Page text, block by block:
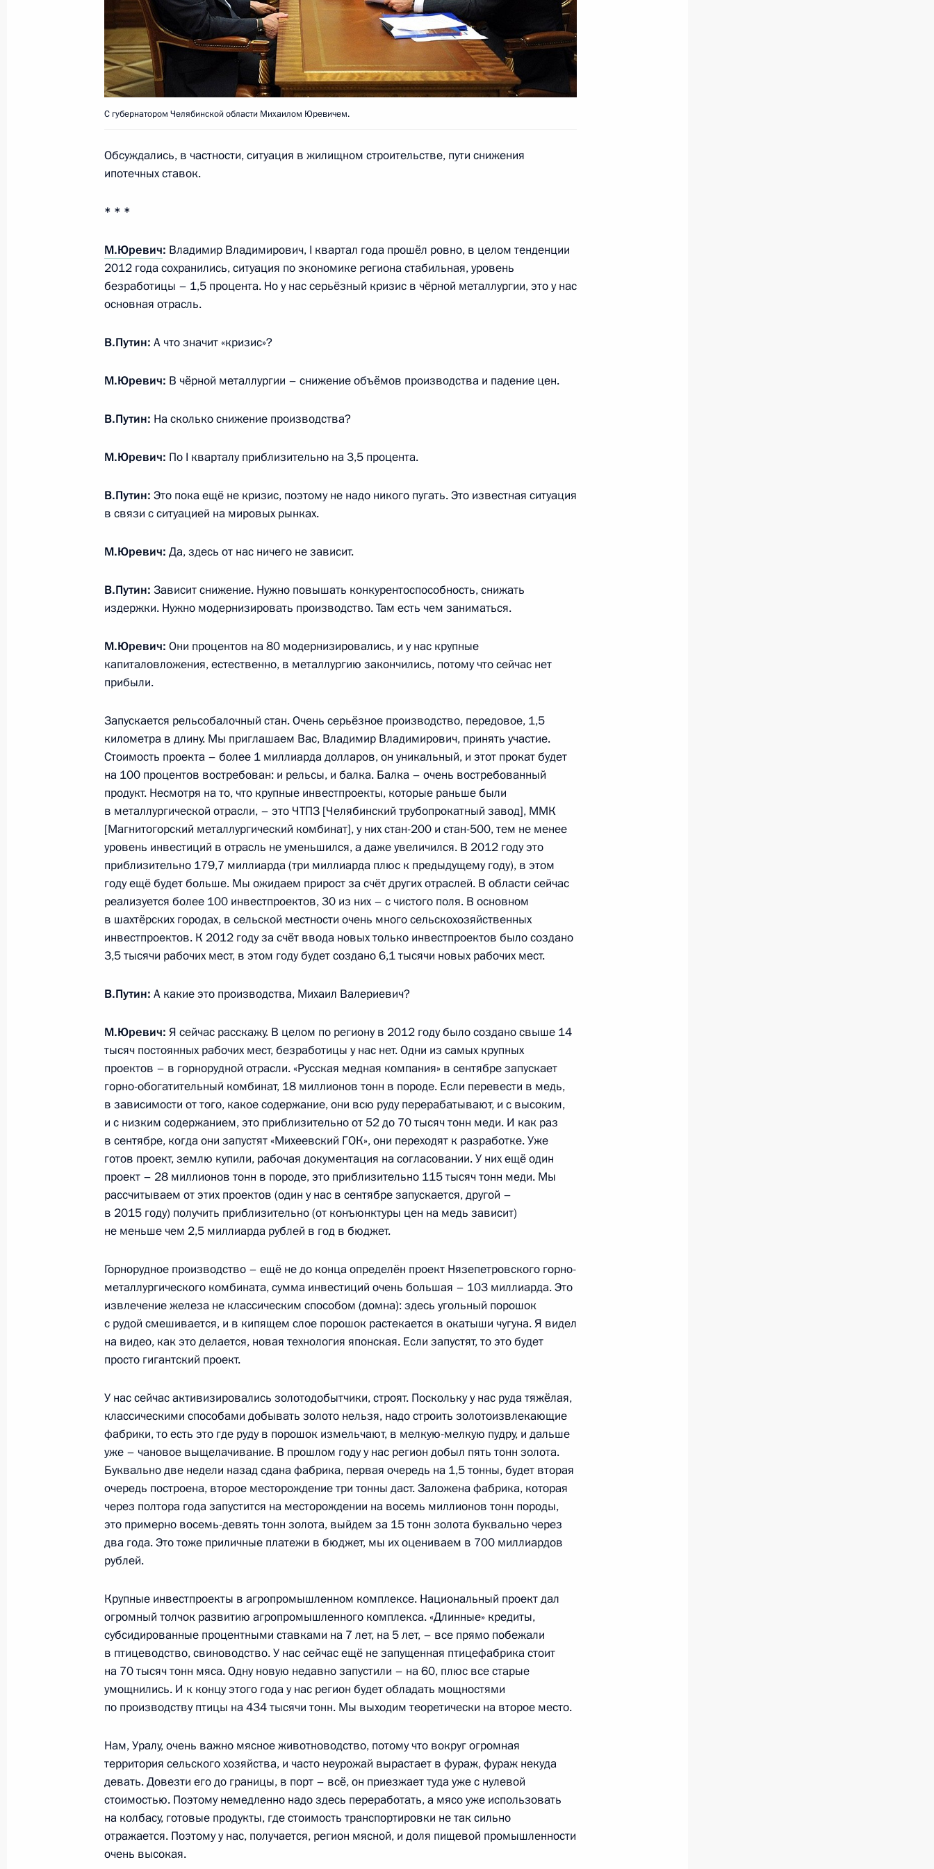
Подписан Указ о праздновании 100-летия образования
Республики Карелия
25 мая 2013 года, 11:40
23 мая 2013 года, 21:00
22 мая 2013 года, 20:00
Михаилом Юревичем
Орловым
в электроэнергетике
20 мая 2013 года, 16:30
Встреча с руководителями парламентских фракций
15 мая 2013 года, 18:45
Об исполнении поручения Президента о разработке
региональных программ по развитию туризма
15 мая 2013 года, 15:00
Рабочая встреча с губернатором Ярославской области Сергеем
Ястребовым
Кадровые изменения в региональных органах Следственного
комитета
8 мая 2013 года, 10:40
Вячеслав Шпорт назначен исполняющим обязанности
губернатора Хабаровского края
30 апреля 2013 года, 12:00
федеральном округе Игорем Холманских и жителями региона
29 апреля 2013 года, 20:00
Начало встречи с полномочным представителем Президента
в Уральском федеральном округе Игорем Холманских
и жителями региона
29 апреля 2013 года, 20:00
Состоится рабочая поездка Владимира Путина в Северо-
Западный федеральный округ
29 апреля 2013 года, 16:50
Московской области Андреем Воробьёвым
26 апреля 2013 года, 18:15
Перечень поручений по итогам совещания по вопросам
переселения граждан из аварийного жилья
Встреча с членами президиума Совета законодателей
26 апреля 2013 года, 15:45
С губернатором Челябинской области Михаилом Юревичем.
Обсуждались, в частности, ситуация в жилищном строительстве, пути снижения
ипотечных ставок.
* * *
М.Юревич: Владимир Владимирович, I квартал года прошёл ровно, в целом тенденции
2012 года сохранились, ситуация по экономике региона стабильная, уровень
безработицы – 1,5 процента. Но у нас серьёзный кризис в чёрной металлургии, это у нас
основная отрасль.
В.Путин: А что значит «кризис»?
М.Юревич: В чёрной металлургии – снижение объёмов производства и падение цен.
В.Путин: На сколько снижение производства?
М.Юревич: По I кварталу приблизительно на 3,5 процента.
В.Путин: Это пока ещё не кризис, поэтому не надо никого пугать. Это известная ситуация
в связи с ситуацией на мировых рынках.
М.Юревич: Да, здесь от нас ничего не зависит.
В.Путин: Зависит снижение. Нужно повышать конкурентоспособность, снижать
издержки. Нужно модернизировать производство. Там есть чем заниматься.
М.Юревич: Они процентов на 80 модернизировались, и у нас крупные
капиталовложения, естественно, в металлургию закончились, потому что сейчас нет
прибыли.
Запускается рельсобалочный стан. Очень серьёзное производство, передовое, 1,5
километра в длину. Мы приглашаем Вас, Владимир Владимирович, принять участие.
Стоимость проекта – более 1 миллиарда долларов, он уникальный, и этот прокат будет
на 100 процентов востребован: и рельсы, и балка. Балка – очень востребованный
продукт. Несмотря на то, что крупные инвестпроекты, которые раньше были
в металлургической отрасли, – это ЧТПЗ [Челябинский трубопрокатный завод], ММК
[Магнитогорский металлургический комбинат], у них стан-200 и стан-500, тем не менее
уровень инвестиций в отрасль не уменьшился, а даже увеличился. В 2012 году это
приблизительно 179,7 миллиарда (три миллиарда плюс к предыдущему году), в этом
году ещё будет больше. Мы ожидаем прирост за счёт других отраслей. В области сейчас
реализуется более 100 инвестпроектов, 30 из них – с чистого поля. В основном
в шахтёрских городах, в сельской местности очень много сельскохозяйственных
инвестпроектов. К 2012 году за счёт ввода новых только инвестпроектов было создано
3,5 тысячи рабочих мест, в этом году будет создано 6,1 тысячи новых рабочих мест.
В.Путин: А какие это производства, Михаил Валериевич?
М.Юревич: Я сейчас расскажу. В целом по региону в 2012 году было создано свыше 14
тысяч постоянных рабочих мест, безработицы у нас нет. Одни из самых крупных
проектов – в горнорудной отрасли. «Русская медная компания» в сентябре запускает
горно-обогатительный комбинат, 18 миллионов тонн в породе. Если перевести в медь,
в зависимости от того, какое содержание, они всю руду перерабатывают, и с высоким,
и с низким содержанием, это приблизительно от 52 до 70 тысяч тонн меди. И как раз
в сентябре, когда они запустят «Михеевский ГОК», они переходят к разработке. Уже
готов проект, землю купили, рабочая документация на согласовании. У них ещё один
проект – 28 миллионов тонн в породе, это приблизительно 115 тысяч тонн меди. Мы
рассчитываем от этих проектов (один у нас в сентябре запускается, другой –
в 2015 году) получить приблизительно (от конъюнктуры цен на медь зависит)
не меньше чем 2,5 миллиарда рублей в год в бюджет.
Горнорудное производство – ещё не до конца определён проект Нязепетровского горно-
металлургического комбината, сумма инвестиций очень большая – 103 миллиарда. Это
извлечение железа не классическим способом (домна): здесь угольный порошок
с рудой смешивается, и в кипящем слое порошок растекается в окатыши чугуна. Я видел
на видео, как это делается, новая технология японская. Если запустят, то это будет
просто гигантский проект.
У нас сейчас активизировались золотодобытчики, строят. Поскольку у нас руда тяжёлая,
классическими способами добывать золото нельзя, надо строить золотоизвлекающие
фабрики, то есть это где руду в порошок измельчают, в мелкую-мелкую пудру, и дальше
уже – чановое выщелачивание. В прошлом году у нас регион добыл пять тонн золота.
Буквально две недели назад сдана фабрика, первая очередь на 1,5 тонны, будет вторая
очередь построена, второе месторождение три тонны даст. Заложена фабрика, которая
через полтора года запустится на месторождении на восемь миллионов тонн породы,
это примерно восемь-девять тонн золота, выйдем за 15 тонн золота буквально через
два года. Это тоже приличные платежи в бюджет, мы их оцениваем в 700 миллиардов
рублей.
Крупные инвестпроекты в агропромышленном комплексе. Национальный проект дал
огромный толчок развитию агропромышленного комплекса. «Длинные» кредиты,
субсидированные процентными ставками на 7 лет, на 5 лет, – все прямо побежали
в птицеводство, свиноводство. У нас сейчас ещё не запущенная птицефабрика стоит
на 70 тысяч тонн мяса. Одну новую недавно запустили – на 60, плюс все старые
умощнились. И к концу этого года у нас регион будет обладать мощностями
по производству птицы на 434 тысячи тонн. Мы выходим теоретически на второе место.
Нам, Уралу, очень важно мясное животноводство, потому что вокруг огромная
территория сельского хозяйства, и часто неурожай вырастает в фураж, фураж некуда
девать. Довезти его до границы, в порт – всё, он приезжает туда уже с нулевой
стоимостью. Поэтому немедленно надо здесь переработать, а мясо уже использовать
на колбасу, готовые продукты, где стоимость транспортировки не так сильно
отражается. Поэтому у нас, получается, регион мясной, и доля пищевой промышленности
очень высокая.